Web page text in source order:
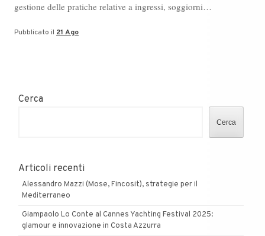
gestione delle pratiche relative a ingressi, soggiorni…
Pubblicato il 21 Ago
Cerca
Cerca
Articoli recenti
Alessandro Mazzi (Mose, Fincosit), strategie per il
Mediterraneo
Giampaolo Lo Conte al Cannes Yachting Festival 2025:
glamour e innovazione in Costa Azzurra